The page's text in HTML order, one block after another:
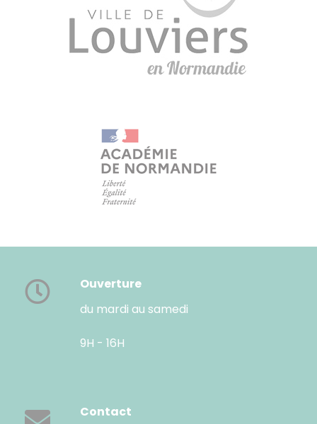
Ouverture
du mardi au samedi
9H - 16H
Contact